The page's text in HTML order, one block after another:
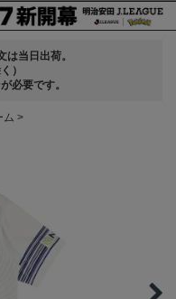
当日出荷。
）
必要です。
ム